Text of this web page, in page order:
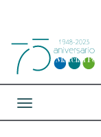
Toggle navigation